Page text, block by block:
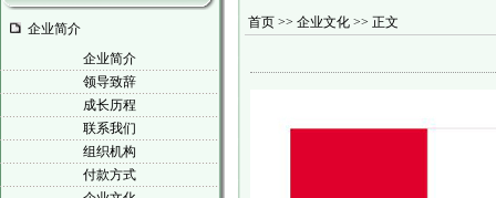
企业简介
企业简介
领导致辞
成长历程
联系我们
组织机构
付款方式
首页 >> 企业文化 >> 正文